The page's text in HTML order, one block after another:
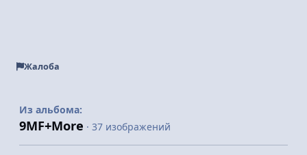
Жалоба
Из альбома:
9MF+More · 37 изображений